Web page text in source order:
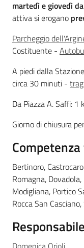
Lavoro per te
martedì e giovedì
attiva si erogano
Parcheggio
Costituente -
A piedi dalla
circa 30 minuti -
Da Piazza A. Saffi:
Giorno di chiusura
Bertinoro,
Romagna, Dovadola,
Modigliana, Portico
Rocca San
Responsabile